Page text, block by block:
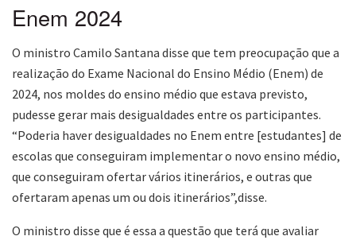
Enem 2024
O ministro Camilo Santana disse que tem preocupação que a
realização do Exame Nacional do Ensino Médio (Enem) de
2024, nos moldes do ensino médio que estava previsto,
pudesse gerar mais desigualdades entre os participantes.
“Poderia haver desigualdades no Enem entre [estudantes] de
escolas que conseguiram implementar o novo ensino médio,
que conseguiram ofertar vários itinerários, e outras que
ofertaram apenas um ou dois itinerários”,disse.
O ministro disse que é essa a questão que terá que avaliar